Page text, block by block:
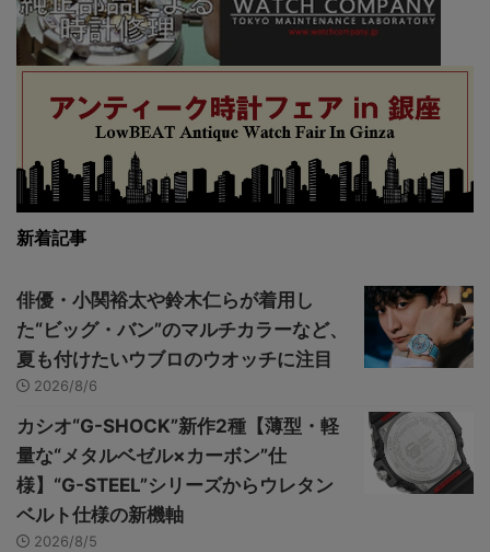
新着記事
俳優・小関裕太や鈴木仁らが着用し
た“ビッグ・バン”のマルチカラーなど、
夏も付けたいウブロのウオッチに注目
2026/8/6
カシオ“G-SHOCK”新作2種【薄型・軽
量な“メタルベゼル×カーボン”仕
様】“G-STEEL”シリーズからウレタン
ベルト仕様の新機軸
2026/8/5